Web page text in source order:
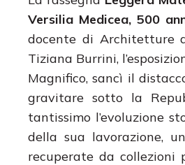
Versilia Medicea, 500
docente di Architetture
Tiziana Burrini,
Magnifico, sancì il
gravitare sotto la
tantissimo l’evoluzione
della sua lavorazione,
recuperate da